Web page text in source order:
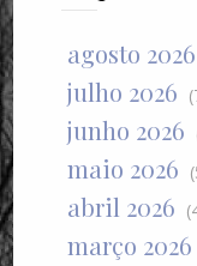
agosto 2026
julho 2026
junho 2026
maio 2026
abril 2026
março 2026